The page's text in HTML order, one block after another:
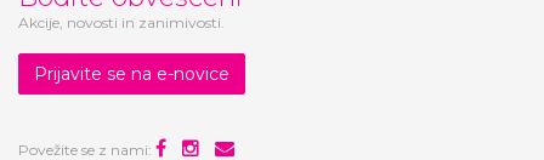
Akcije, novosti in zanimivosti.
Prijavite se na e-novice
Povežite se z nami: